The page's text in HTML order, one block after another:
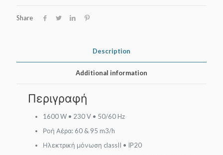
quantity
Share
Description
Additional information
Περιγραφή
1600 W • 230 V • 50/60 Hz
Ροή Αέρα: 60 & 95 m3/h
Ηλεκτρική μόνωση classII • IP20